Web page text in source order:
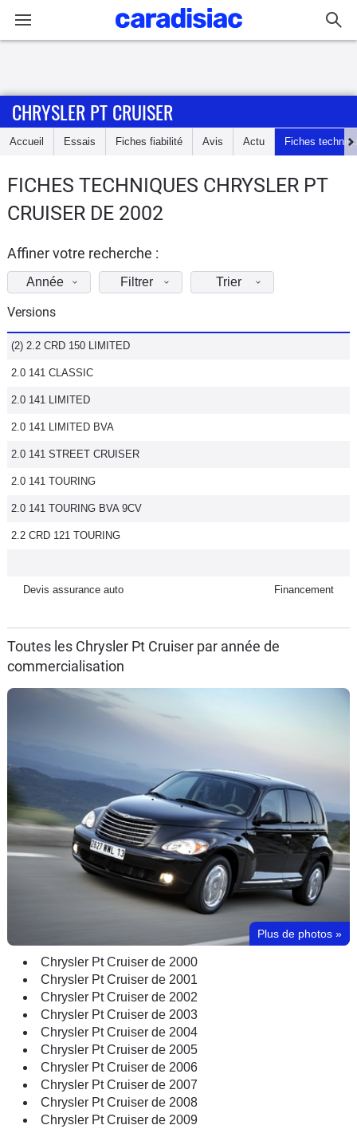
Accueil
Essais
d'achat
Electriques
Utilitaires
Flottes
Auto
Services
Forum
CHRYSLER PT CRUISER
Accueil Essais Fiches fiabilité Avis Actu Fiches
FICHES TECHNIQUES CHRYSLER PT
CRUISER DE 2002
Affiner votre recherche :
Année Filtrer Trier
Versions
(2) 2.2 CRD 150 LIMITED
2.0 141 CLASSIC
2.0 141 LIMITED
2.0 141 LIMITED BVA
2.0 141 STREET CRUISER
2.0 141 TOURING
2.0 141 TOURING BVA 9CV
2.2 CRD 121 TOURING
Devis assurance auto Financement
Toutes les Chrysler Pt Cruiser par année de
commercialisation
Plus de photos »
Chrysler Pt Cruiser de 2000
Chrysler Pt Cruiser de 2001
Chrysler Pt Cruiser de 2002
Chrysler Pt Cruiser de 2003
Chrysler Pt Cruiser de 2004
Chrysler Pt Cruiser de 2005
Chrysler Pt Cruiser de 2006
Chrysler Pt Cruiser de 2007
Chrysler Pt Cruiser de 2008
Chrysler Pt Cruiser de 2009